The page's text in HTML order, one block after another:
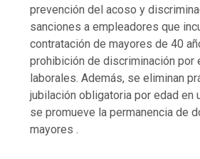
prevención del acoso y
sanciones a empleadores que
contratación de mayores de 40
prohibición de discriminación por
laborales. Además, se eliminan
jubilación obligatoria por edad en
se promueve la permanencia de
mayores .